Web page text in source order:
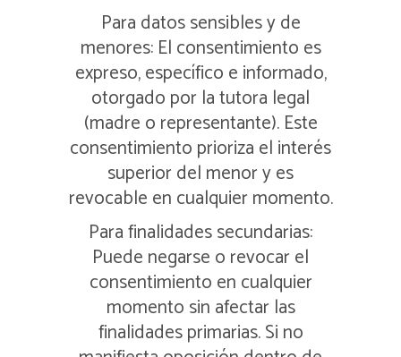
Para datos sensibles y de
menores: El consentimiento es
expreso, específico e informado,
otorgado por la tutora legal
(madre o representante). Este
consentimiento prioriza el interés
superior del menor y es
revocable en cualquier momento.
Para finalidades secundarias:
Puede negarse o revocar el
consentimiento en cualquier
momento sin afectar las
finalidades primarias. Si no